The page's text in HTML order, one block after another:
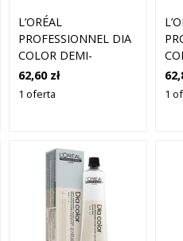
L’ORÉAL
PROFESSIONNEL DIA
COLOR DEMI-
PERMANENTNA
FARBA DO WŁOSÓW
62,60 zł
1 oferta 1